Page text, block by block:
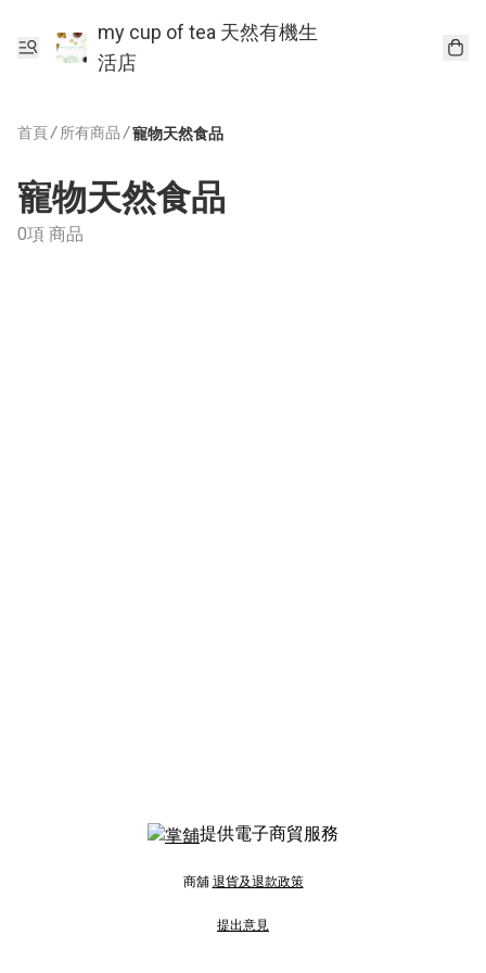
my cup of tea 天然有機生
活店
首頁/ 所有商品 /寵物天然食品
寵物天然食品
0項 商品
提供電子商貿服務
商舖 退貨及退款政策
提出意見